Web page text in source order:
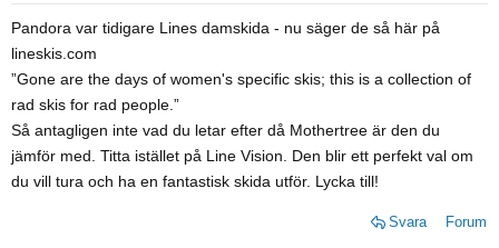
Pandora var tidigare Lines damskida - nu säger de så här på
lineskis.com
”Gone are the days of women's specific skis; this is a collection of
rad skis for rad people.”
Så antagligen inte vad du letar efter då Mothertree är den du
jämför med. Titta istället på Line Vision. Den blir ett perfekt val om
du vill tura och ha en fantastisk skida utför. Lycka till!
Svara Forum